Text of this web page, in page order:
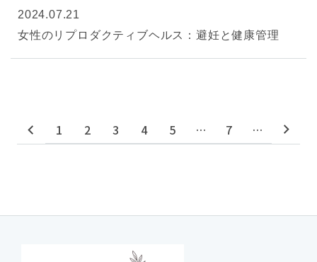
2024.07.21
女性のリプロダクティブヘルス：避妊と健康管理
1 2 3 4 5 … 7 …